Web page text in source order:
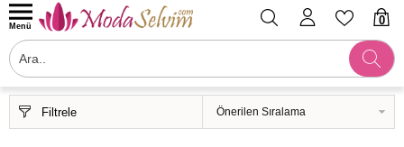
0
Menü
Filtrele